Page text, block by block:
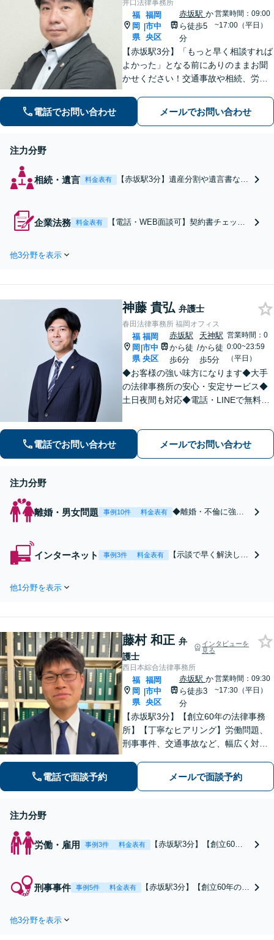
井口法律事務所
福
岡
県
|
福岡
市中
央区
赤坂駅 か
ら徒歩5
分
営業時間：09:00
~17:00（平日）
【赤坂駅3分】「もっと早く相談すれば
よかった」となる前にありのままお聞
かせください！交通事故や相続、労
寄り添い、納得して次の一歩を踏み出
せるよう全力でサポートします【夜
電話でお問い合わせ メールでお問い合わせ
注力分野
相続・遺言 料金表有
【赤坂駅3分】遺産分割や遺言書な
か？最善の解決策を二人三脚で考え
ます。身近で気軽に話せる法律事務
企業法務 料金表有
【電話・WEB面談可】契約書チェック
経営のパートナーとして伴走します
他3分野を表示
神藤 貴弘 弁護士
春田法律事務所 福岡オフィス
福
岡
県
|
福岡
市中
央区
赤坂駅
から徒
歩6分
/
天神駅
から徒
歩5分
営業時間：0
0:00~23:59
（平日）
◆お客様の強い味方になります◆大手
の法律事務所の安心・安定サービス◆
土日夜間も対応◆電話・LINEで無料相
電話でお問い合わせ メールでお問い合わせ
注力分野
離婚・男女問題 事例10件 料金表有
◆離婚・不倫に強い
らせたい】【減額し
たい】【内密に解決
インターネット 事例3件 料金表有
【示談で早く解決した
他1分野を表示
藤村 和正 弁
護士
インタビューを
見る
西日本綜合法律事務所
福
岡
県
|
福岡
市中
央区
赤坂駅 か
ら徒歩3
分
営業時間：09:30
~17:30（平日）
【赤坂駅3分】【創立60年の法律事務
所】【丁寧なヒアリング】労働問題、
刑事事件、交通事故など、幅広く対応
のいく解決となるよう、一切の妥協な
く最善を尽くします。お気軽にお悩み
電話で面談予約 メールで面談予約
注力分野
労働・雇用 事例3件 料金表有
【赤坂駅3分】【創立60年
代、不当解雇、労働災害な
どでお困りの労働者の方を
刑事事件 事例5件 料金表有
【赤坂駅3分】【創立60年の法
他3分野を表示